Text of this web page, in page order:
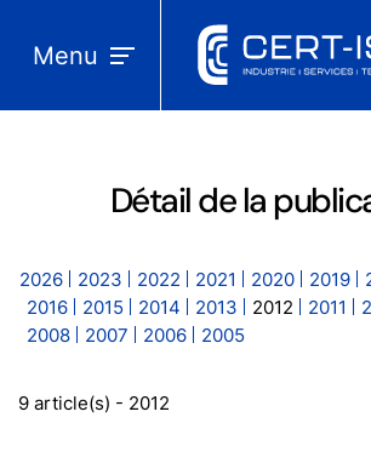
Menu
Détail de la
2026 2023 2022 2021 2020 2019
2016
2015 2014 2013 2012 2011
2008
2007 2006 2005
9 article(s) - 2012